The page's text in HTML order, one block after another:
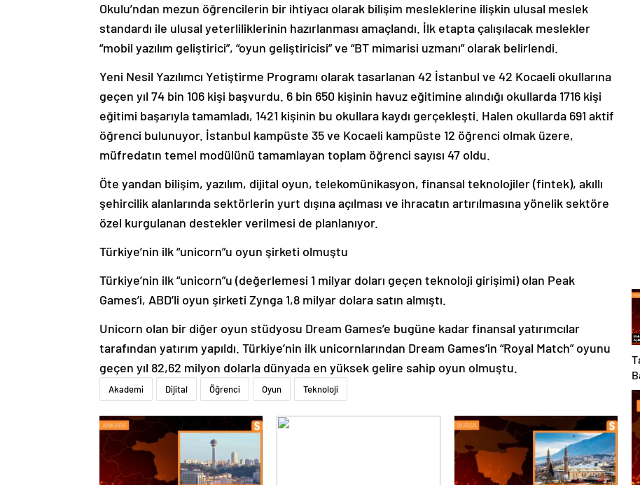
Okulu’ndan mezun öğrencilerin bir ihtiyacı olarak bilişim mesleklerine ilişkin ulusal meslek
standardı ile ulusal yeterliliklerinin hazırlanması amaçlandı. İlk etapta çalışılacak meslekler
“mobil yazılım geliştirici”, “oyun geliştiricisi” ve “BT mimarisi uzmanı” olarak belirlendi.
Yeni Nesil Yazılımcı Yetiştirme Programı olarak tasarlanan 42 İstanbul ve 42 Kocaeli okullarına
geçen yıl 74 bin 106 kişi başvurdu. 6 bin 650 kişinin havuz eğitimine alındığı okullarda 1716 kişi
eğitimi başarıyla tamamladı, 1421 kişinin bu okullara kaydı gerçekleşti. Halen okullarda 691 aktif
öğrenci bulunuyor. İstanbul kampüste 35 ve Kocaeli kampüste 12 öğrenci olmak üzere,
müfredatın temel modülünü tamamlayan toplam öğrenci sayısı 47 oldu.
Öte yandan bilişim, yazılım, dijital oyun, telekomünikasyon, finansal teknolojiler (fintek), akıllı
şehircilik alanlarında sektörlerin yurt dışına açılması ve ihracatın artırılmasına yönelik sektöre
özel kurgulanan destekler verilmesi de planlanıyor.
Türkiye’nin ilk “unicorn”u oyun şirketi olmuştu
Türkiye’nin ilk “unicorn”u (değerlemesi 1 milyar doları geçen teknoloji girişimi) olan Peak
Games’i, ABD’li oyun şirketi Zynga 1,8 milyar dolara satın almıştı.
Unicorn olan bir diğer oyun stüdyosu Dream Games’e bugüne kadar finansal yatırımcılar
tarafından yatırım yapıldı. Türkiye’nin ilk unicornlarından Dream Games’in “Royal Match” oyunu
geçen yıl 82,62 milyon dolarla dünyada en yüksek gelire sahip oyun olmuştu.
Akademi Dijital Öğrenci Oyun Teknoloji